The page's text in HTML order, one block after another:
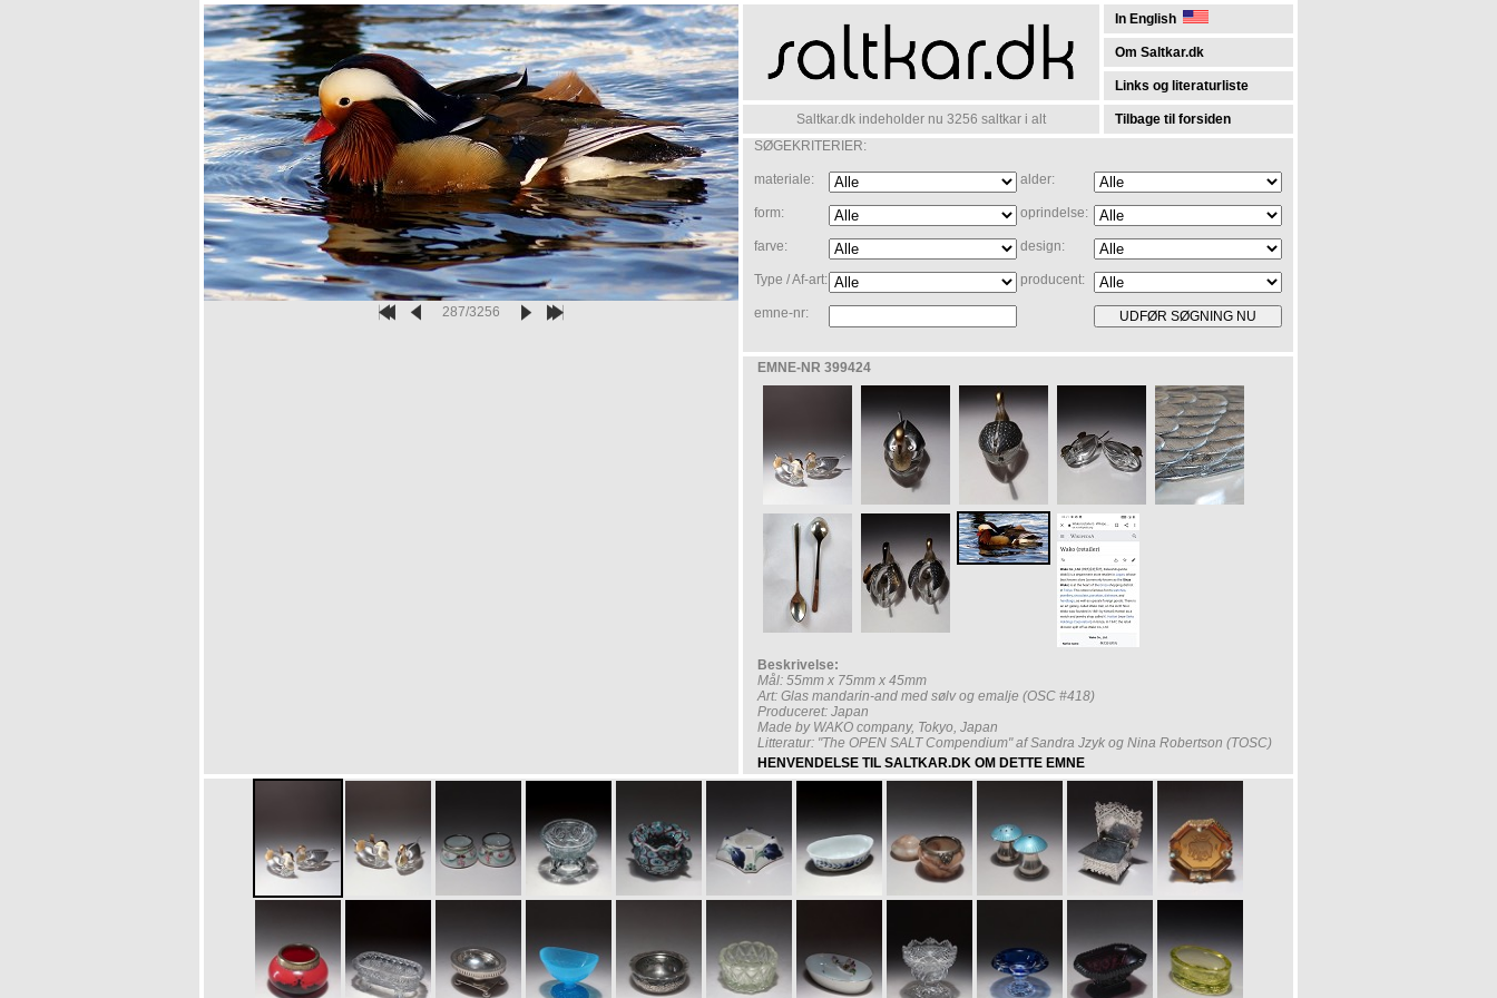
287/3256
In English
Om Saltkar.dk
Links og literaturliste
Saltkar.dk indeholder nu 3256 saltkar i alt
Tilbage til forsiden
SØGEKRITERIER:
materiale: alder:
form: oprindelse:
farve: design:
Type / Af-art: producent:
emne-nr:
EMNE-NR 399424
Beskrivelse:
Mål: 55mm x 75mm x 45mm
Art: Glas mandarin-and med sølv og emalje (OSC #418)
Produceret: Japan
Made by WAKO company, Tokyo, Japan
Litteratur: "The OPEN SALT Compendium" af Sandra Jzyk og Nina Robertson (TOSC)
HENVENDELSE TIL SALTKAR.DK OM DETTE EMNE